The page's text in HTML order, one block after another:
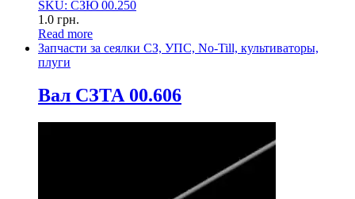
SKU: СЗЮ 00.250
1.0 грн.
Read more
Запчасти за сеялки СЗ, УПС, No-Till, культиваторы,
плуги
Вал СЗТА 00.606